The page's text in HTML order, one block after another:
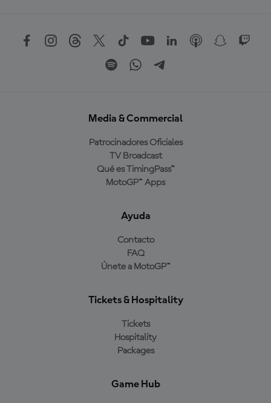
Media & Commercial
Patrocinadores Oficiales
TV Broadcast
Qué es TimingPass™
MotoGP™ Apps
Ayuda
Contacto
FAQ
Únete a MotoGP™
Tickets & Hospitality
Tickets
Hospitality
Packages
Game Hub